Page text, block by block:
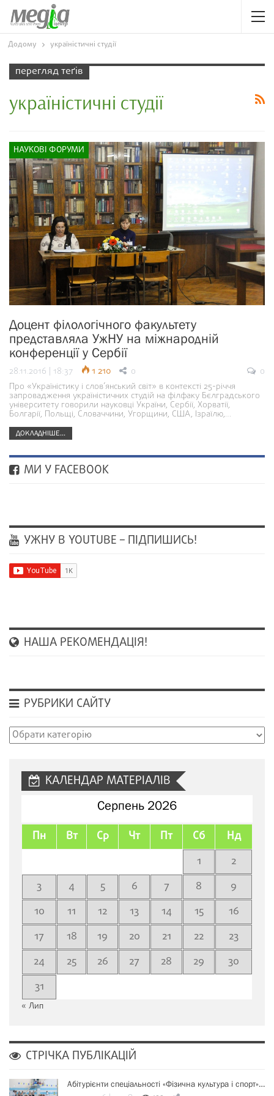
Додому україністичні студії
перегляд теґів
україністичні студії
НАУКОВІ ФОРУМИ
Доцент філологічного факультету
представляла УжНУ на міжнародній
конференції у Сербії
28.11.2016 | 18:37 1 210 0
0
Про «Україністику і слов’янський світ» в контексті 25-річчя
запровадження україністичних студій на філфаку Бєлградського
університету говорили науковці України, Сербії, Хорватії,
Болгарії, Польщі, Словаччини, Угорщини, США, Ізраїлю,…
ДОКЛАДНІШЕ...
МИ У FACEBOOK
УЖНУ В YOUTUBE – ПІДПИШИСЬ!
НАША РЕКОМЕНДАЦІЯ!
РУБРИКИ САЙТУ
Рубрики
КАЛЕНДАР МАТЕРІАЛІВ
Серпень 2026
Пн Вт Ср Чт Пт Сб Нд
1
2
3
4 5 6 7 8
9
10
11 12 13 14 15
16
17
18 19 20 21 22
23
24
25 26 27 28 29
30
31
« Лип
СТРІЧКА ПУБЛІКАЦІЙ
Абітурієнти спеціальності «Фізична культура і спорт»…